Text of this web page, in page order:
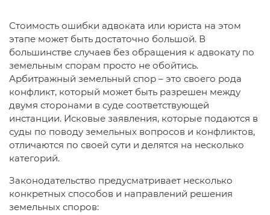
Стоимость ошибки адвоката или юриста на этом
этапе может быть достаточно большой. В
большинстве случаев без обращения к адвокату по
земельным спорам просто не обойтись.
Арбитражный земельный спор – это своего рода
конфликт, который может быть разрешен между
двумя сторонами в суде соответствующей
инстанции. Исковые заявления, которые подаются в
суды по поводу земельных вопросов и конфликтов,
отличаются по своей сути и делятся на несколько
категорий.
Законодательство предусматривает несколько
конкретных способов и направлений решения
земельных споров: